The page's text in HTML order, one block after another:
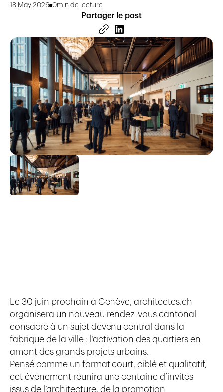
18 May 2026 0min de lecture
Partager le post
Le 30 juin prochain à Genève, architectes.ch
organisera un nouveau rendez-vous cantonal
consacré à un sujet devenu central dans la
fabrique de la ville : l’activation des quartiers en
amont des grands projets urbains.
Pensé comme un format court, ciblé et qualitatif,
cet événement réunira une centaine d’invités
issus de l’architecture, de la promotion